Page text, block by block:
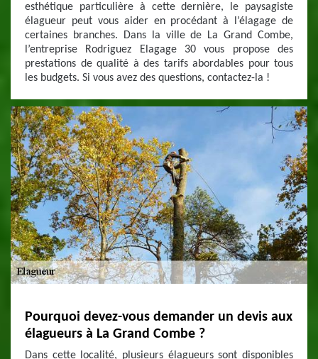
esthétique particulière à cette dernière, le paysagiste
élagueur peut vous aider en procédant à l’élagage de
certaines branches. Dans la ville de La Grand Combe,
l’entreprise Rodriguez Elagage 30 vous propose des
prestations de qualité à des tarifs abordables pour tous
les budgets. Si vous avez des questions, contactez-la !
Pourquoi devez-vous demander un devis aux
élagueurs à La Grand Combe ?
Dans cette localité, plusieurs élagueurs sont disponibles